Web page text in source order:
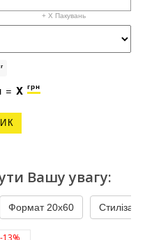
+ X Пакувань
= X грн
Вашу увагу:
Формат 20x60
-13%